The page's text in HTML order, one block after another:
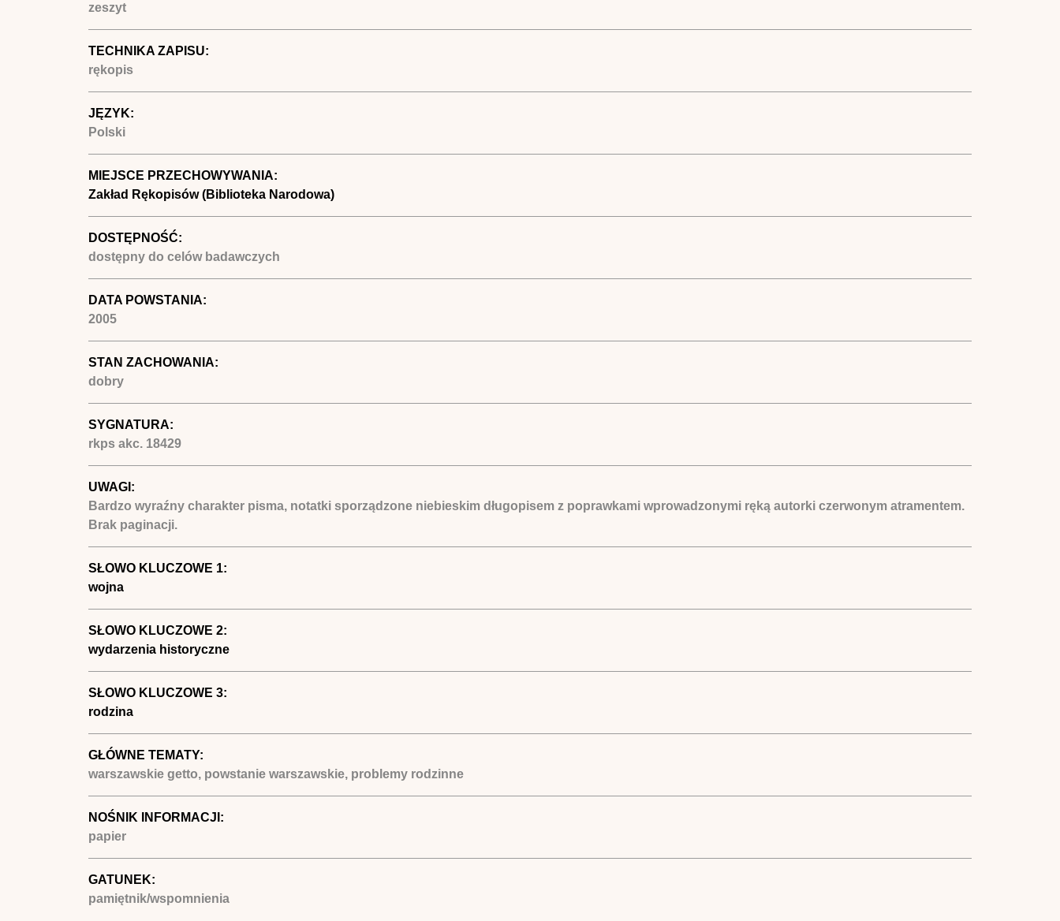
zeszyt
TECHNIKA ZAPISU:
rękopis
JĘZYK:
Polski
MIEJSCE PRZECHOWYWANIA:
Zakład Rękopisów (Biblioteka Narodowa)
DOSTĘPNOŚĆ:
dostępny do celów badawczych
DATA POWSTANIA:
2005
STAN ZACHOWANIA:
dobry
SYGNATURA:
rkps akc. 18429
UWAGI:
Bardzo wyraźny charakter pisma, notatki sporządzone niebieskim długopisem z poprawkami wprowadzonymi ręką autorki czerwonym atramentem.
Brak paginacji.
SŁOWO KLUCZOWE 1:
wojna
SŁOWO KLUCZOWE 2:
wydarzenia historyczne
SŁOWO KLUCZOWE 3:
rodzina
GŁÓWNE TEMATY:
warszawskie getto, powstanie warszawskie, problemy rodzinne
NOŚNIK INFORMACJI:
papier
GATUNEK:
pamiętnik/wspomnienia